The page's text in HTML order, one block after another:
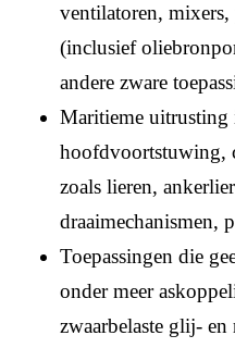
ventilatoren, mixers,
(inclusief
andere zware
Maritieme uitrusting
hoofdvoortstuwing,
zoals lieren,
draaimechanismen,
Toepassingen die
onder meer
zwaarbelaste glij-